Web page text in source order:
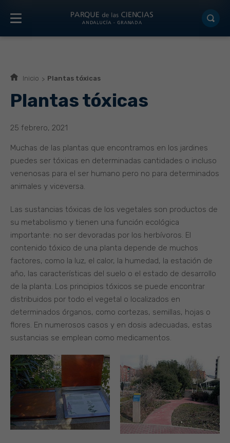
Inicio Plantas tóxicas
Plantas tóxicas
25 febrero, 2021
Muchas de las plantas que encontramos en los jardines
puedes ser tóxicas en determinadas cantidades o incluso
venenosas para el ser humano pero no para determinados
animales y viceversa.
Las sustancias tóxicas de los vegetales son productos de
su metabolismo y tienen una función ecológica
importante: no ser devoradas por los herbívoros. El
contenido tóxico de una planta depende de muchos
factores, como la luz, el calor, la humedad, la estación de
año, las características del suelo o el estado de desarrollo
de la planta. Los principios tóxicos se puede encontrar
distribuidos por todo el vegetal o localizados en
determinados órganos, como cortezas, semillas, hojas o
flores. En numerosos casos y en dosis adecuadas, estas
sustancias se emplean como medicamentos.